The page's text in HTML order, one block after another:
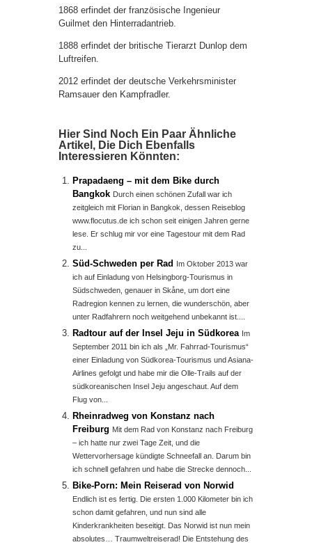
1868 erfindet der französische Ingenieur
Guilmet den Hinterradantrieb.
1888 erfindet der britische Tierarzt Dunlop dem
Luftreifen.
2012 erfindet der deutsche Verkehrsminister
Ramsauer den Kampfradler.
Hier Sind Noch Ein Paar Ähnliche
Artikel, Die Dich Ebenfalls
Interessieren Könnten:
Prapadaeng – mit dem Bike durch
Bangkok Durch einen schönen Zufall war ich
zeitgleich mit Florian in Bangkok, dessen Reiseblog
www.flocutus.de ich schon seit einigen Jahren gerne
lese. Er schlug mir vor eine Tagestour mit dem Rad
zu...
Süd-Schweden per Rad Im Oktober 2013 war
ich auf Einladung von Helsingborg-Tourismus in
Südschweden, genauer in Skåne, um dort eine
Radregion kennen zu lernen, die wunderschön, aber
unter Radfahrern noch weitgehend unbekannt ist....
Radtour auf der Insel Jeju in Südkorea Im
September 2011 bin ich als „Mr. Fahrrad-Tourismus“
einer Einladung von Südkorea-Tourismus und Asiana-
Airlines gefolgt und habe mir die Olle-Trails auf der
südkoreanischen Insel Jeju angeschaut. Auf dem
Flug von...
Rheinradweg von Konstanz nach
Freiburg Mit dem Rad von Konstanz nach Freiburg
– ich hatte nur zwei Tage Zeit, und die
Wettervorhersage kündigte Schneefall an. Darum bin
ich schnell gefahren und habe die Strecke dennoch...
Bike-Porn: Mein Reiserad von Norwid
Endlich ist es fertig. Die ersten 1.000 Kilometer bin ich
schon damit gefahren, und nun sind alle
Kinderkrankheiten beseitigt. Das Norwid ist nun mein
absolutes… Traumweltreiserad! Die Entstehung des